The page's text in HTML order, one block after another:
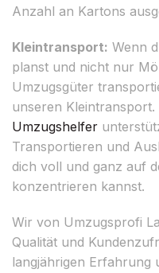
Anzahl an Kartons
Kleintransport: Wenn
planst und nicht nur
Umzugsgüter
unseren
Umzugshelfer
Transportieren und
dich voll und ganz auf
konzentrieren kannst.
Wir von Umzugsprofi
Qualität und
langjährigen Erfahrung